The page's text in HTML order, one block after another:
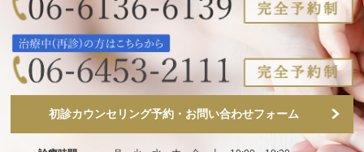
初診カウンセリング予約・お問い合わせフォーム